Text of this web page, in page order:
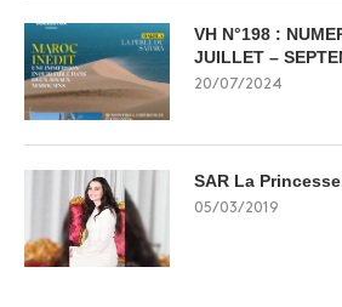
VH N°198 :
JUILLET –
20/07/2024
SAR La
05/03/2019